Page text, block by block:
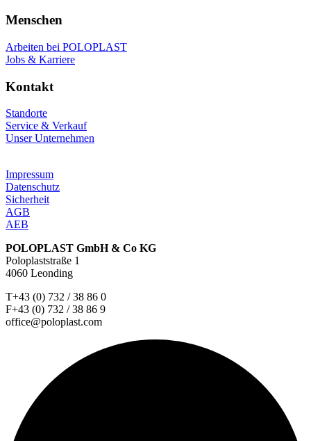
Menschen
Arbeiten bei POLOPLAST
Jobs & Karriere
Kontakt
Standorte
Service & Verkauf
Unser Unternehmen
Impressum
Datenschutz
Sicherheit
AGB
AEB
POLOPLAST GmbH & Co KG
Poloplaststraße 1
4060 Leonding
T+43 (0) 732 / 38 86 0
F+43 (0) 732 / 38 86 9
office@poloplast.com